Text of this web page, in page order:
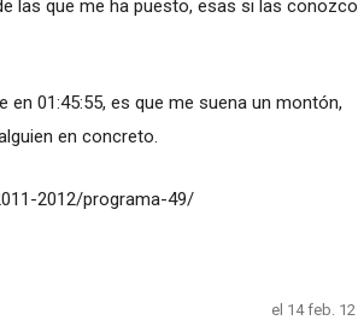
las que me ha puesto, esas si las conozco
01:45:55, es que me suena un montón,
en concreto.
2012/programa-49/
el 14 feb. 12